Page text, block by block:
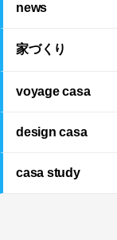
news
家づくり
voyage casa
design casa
casa study